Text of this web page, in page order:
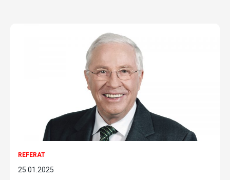
REFERAT
25.01.2025